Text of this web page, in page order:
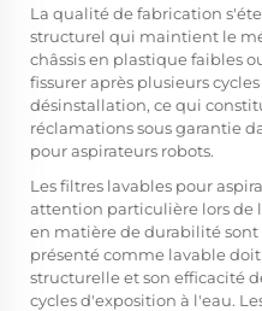
La qualité de fabrication
structurel qui maintient le
châssis en plastique faibles
fissurer après plusieurs
désinstallation, ce qui
réclamations sous garantie
pour aspirateurs robots.
Les filtres lavables pour
attention particulière lors de
en matière de durabilité
présenté comme lavable
structurelle et son efficacité
cycles d'exposition à l'eau.